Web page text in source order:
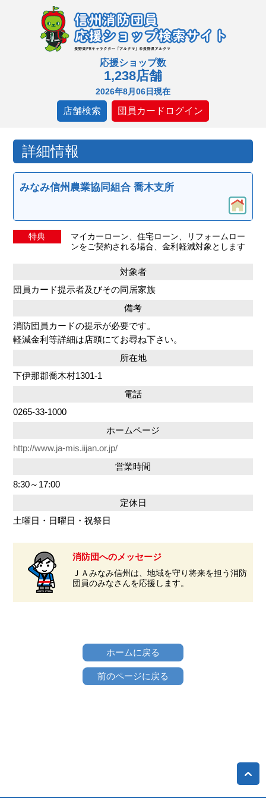
応援ショップ数
1,238店舗
2026年8月06日現在
店舗検索 団員カードログイン
詳細情報
みなみ信州農業協同組合 喬木支所
特典
マイカーローン、住宅ローン、リフォームロー
ンをご契約される場合、金利軽減対象とします
対象者
団員カード提示者及びその同居家族
備考
消防団員カードの提示が必要です。
軽減金利等詳細は店頭にてお尋ね下さい。
所在地
下伊那郡喬木村1301-1
電話
0265-33-1000
ホームページ
http://www.ja-mis.iijan.or.jp/
営業時間
8:30～17:00
定休日
土曜日・日曜日・祝祭日
消防団へのメッセージ
ＪＡみなみ信州は、地域を守り将来を担う消防
団員のみなさんを応援します。
ホームに戻る
前のページに戻る